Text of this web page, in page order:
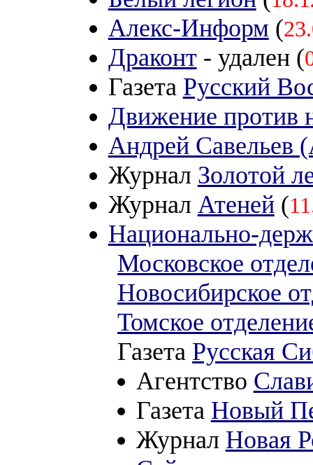
Алекс-Информ (
Драконт- удален (
Газета Русский
Движение против
Андрей Савельев
Журнал Золотой
Журнал Атеней(
Национально-
Московское
Новосибирское
Томское
Газета Русская
Агентство
Газета Новый
Журнал Новая